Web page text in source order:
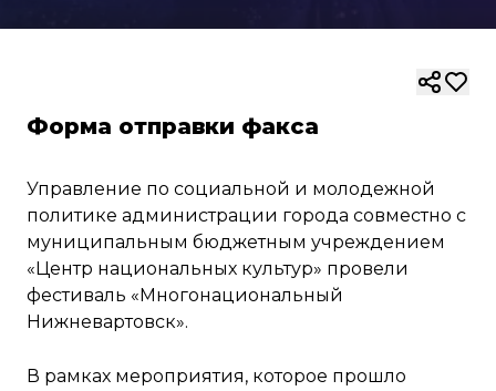
Форма отправки факса
Управление по социальной и молодежной
политике администрации города совместно с
муниципальным бюджетным учреждением
«Центр национальных культур» провели
фестиваль «Многонациональный
Нижневартовск».
В рамках мероприятия, которое прошло